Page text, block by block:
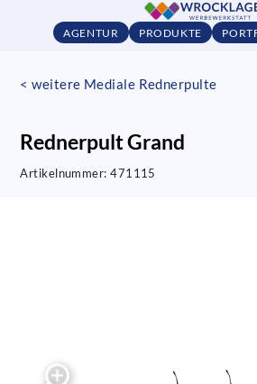
AGENTUR PRODUKTE
< weitere Mediale Rednerpulte
Rednerpult Grand
Artikelnummer:471115